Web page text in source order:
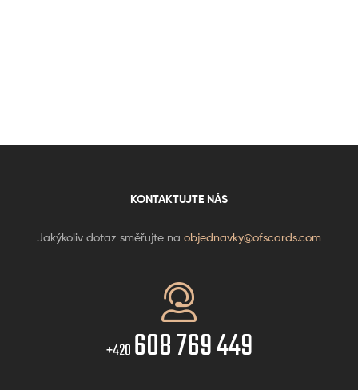
KONTAKTUJTE NÁS
Jakýkoliv dotaz směřujte na objednavky@ofscards.com
+420 608 769 449